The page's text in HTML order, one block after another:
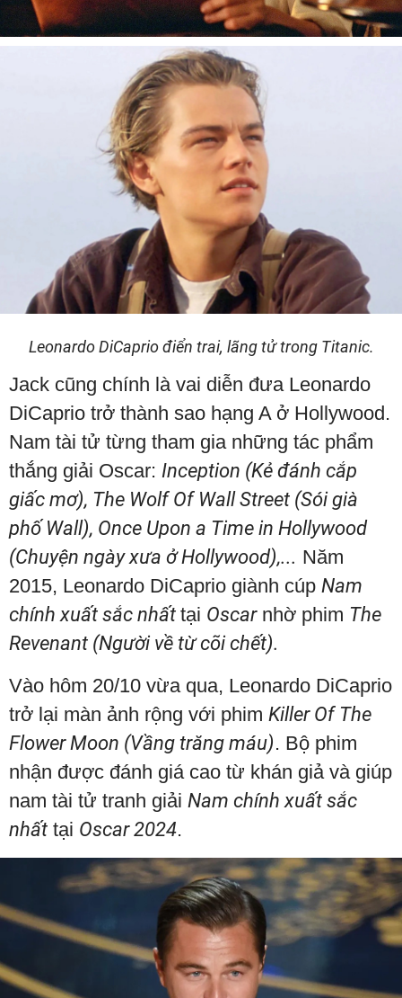
Leonardo DiCaprio điển trai, lãng tử trong Titanic.
Jack cũng chính là vai diễn đưa Leonardo
DiCaprio trở thành sao hạng A ở Hollywood.
Nam tài tử từng tham gia những tác phẩm
thắng giải Oscar: Inception (Kẻ đánh cắp
giấc mơ), The Wolf Of Wall Street (Sói già
phố Wall), Once Upon a Time in Hollywood
(Chuyện ngày xưa ở Hollywood),... Năm
2015, Leonardo DiCaprio giành cúp Nam
chính xuất sắc nhất tại Oscarnhờ phim The
Revenant (Người về từ cõi chết).
Vào hôm 20/10 vừa qua, Leonardo DiCaprio
trở lại màn ảnh rộng với phim Killer Of The
Flower Moon (Vầng trăng máu). Bộ phim
nhận được đánh giá cao từ khán giả và giúp
nam tài tử tranh giải Nam chính xuất sắc
nhất tại Oscar 2024.